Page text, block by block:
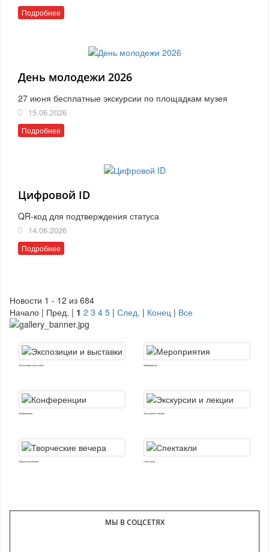
Подробнее
День молодежи 2026
27 июня бесплатные экскурсии по площадкам музея
15.06.2026
Подробнее
Цифровой ID
QR-код для подтверждения статуса
14.06.2026
Подробнее
Новости 1 - 12 из 684
Начало | Пред. | 1 2 3 4 5 | След. | Конец | Все
Экспозиции и выставки Мероприятия
Конференции Экскурсии и лекции
Творческие вечера Спектакли
МЫ В СОЦСЕТЯХ